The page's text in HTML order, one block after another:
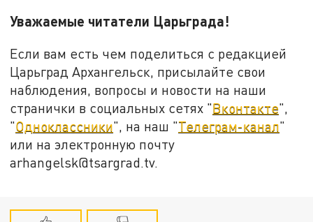
Уважаемые читатели Царьграда!
Если вам есть чем поделиться с редакцией
Царьград Архангельск, присылайте свои
наблюдения, вопросы и новости на наши
странички в социальных сетях "Вконтакте",
"Одноклассники", на наш "Телеграм-канал"
или на электронную почту
arhangelsk@tsargrad.tv.